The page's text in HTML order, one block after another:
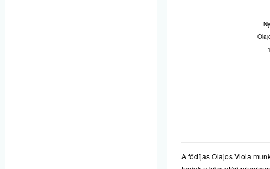
A fődíjas Olajos Viola